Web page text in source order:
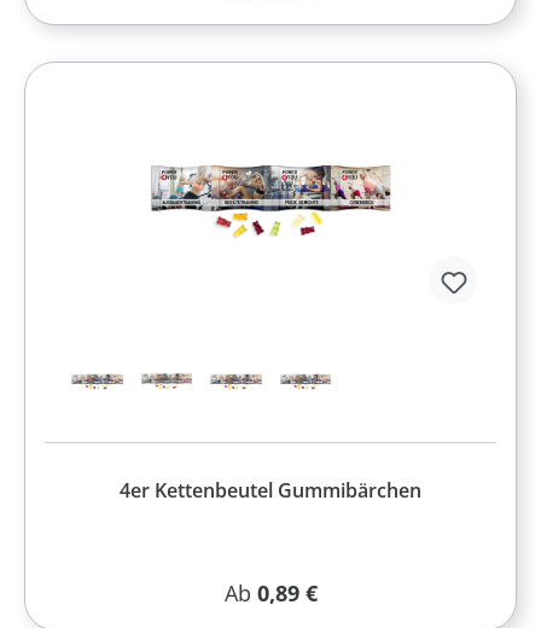
4er Kettenbeutel Gummibärchen
Regulärer Preis:
Ab 0,89 €